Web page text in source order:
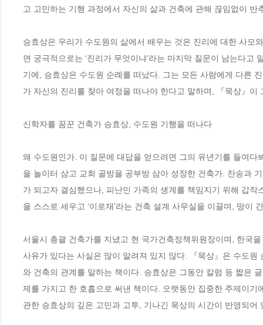
고 고민하는 기행 과정에서 자신의 삶과 건축에 관해 끊임없이 반
승효상은 우리가 수도원의 삶에서 배우는 것은 진리에 대한 사모
면 궁극적으로는 ‘진리가 무엇이냐’라는 마지막 질문이 남는다
기에, 승효상은 수도원 순례를 떠났다. 그는 모든 사람에게 다른
가 자신의 진리를 찾아 여정을 떠나야 한다고 말하며, 『묵상』이
신학자를 꿈꾼 건축가 승효상, 수도원 기행을 떠나다
왜 수도원인가. 이 질문에 대답을 얻으려면 그의 유년기를 들여
을 놀이터 삼고 교회 골방을 공부방 삼아 성장한 건축가. 찬송과
가 되고자 결심했으나, 피난민 가족의 생계를 책임지기 위해 갑작
을 스스로 세우고 ‘이로재’라는 건축 설계 사무실을 이끌며, 땅
서울시 총괄 건축가를 지냈고 현 국가건축정책위원장이며, 한국
사유가 있다는 사실은 많이 알려져 있지 않다. 『묵상』은 수도원
와 건축의 관계를 말하는 책이다. 승효상은 그동안 칼럼 등 짧은
제를 가지고 한 호흡으로 써낸 책이다. 오랫동안 집중한 주제이
관한 승효상의 깊은 고민과 고투, 기나긴 묵상의 시간이 반영되어